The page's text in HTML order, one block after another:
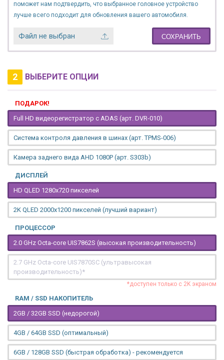
поможет нам подтвердить, что выбранное головное устройство
лучше всего подходит для обновления вашего автомобиля.
Файл не выбран СОХРАНИТЬ
2 ВЫБЕРИТЕ ОПЦИИ
ПОДАРОК!
Full HD видеорегистратор с ADAS (арт. DVR-010)
Система контроля давления в шинах (арт. TPMS-006)
Камера заднего вида AHD 1080P (арт. S303b)
ДИСПЛЕЙ
HD QLED 1280x720 пикселей
2K QLED 2000х1200 пикселей (лучший вариант)
ПРОЦЕССОР
2.0 GHz Octa-core UIS7862S (высокая производительность)
2.7 GHz Octa-core UIS7870SC (ультравысокая
производительность)*
*доступен только с 2K экраном
RAM / SSD НАКОПИТЕЛЬ
2GB / 32GB SSD (недорогой)
4GB / 64GB SSD (оптимальный)
6GB / 128GB SSD (быстрая обработка) - рекомендуется